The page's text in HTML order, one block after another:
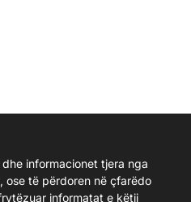
informacionet tjera nga
ose të përdoren në çfarëdo
informatat e këtij